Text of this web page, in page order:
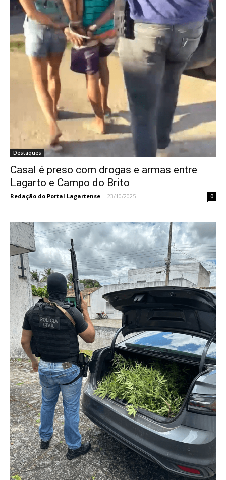
Destaques
Casal é preso com drogas e armas entre
Lagarto e Campo do Brito
Redação do Portal Lagartense - 23/10/2025 0